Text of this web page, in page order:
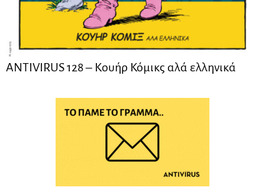
ANTIVIRUS 128 – Kουήρ Κόμικς αλά ελληνικά